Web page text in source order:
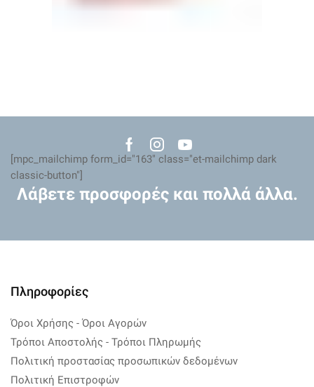
Facebook
Instagram
Youtube
[mpc_mailchimp form_id="163" class="et-mailchimp dark
classic-button"]
Λάβετε προσφορές και πολλά άλλα.
Πληροφορίες
Όροι Χρήσης - Όροι Αγορών
Τρόποι Αποστολής - Τρόποι Πληρωμής
Πολιτική προστασίας προσωπικών δεδομένων
Πολιτική Επιστροφών